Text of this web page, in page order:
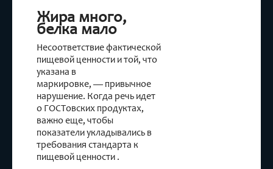
Жира много,
белка мало
Несоответствие фактической
пищевой ценности и той, что
указана в
маркировке, — привычное
нарушение. Когда речь идет
о ГОСТовских продуктах,
важно еще, чтобы
показатели укладывались в
требования стандарта к
пищевой ценности .